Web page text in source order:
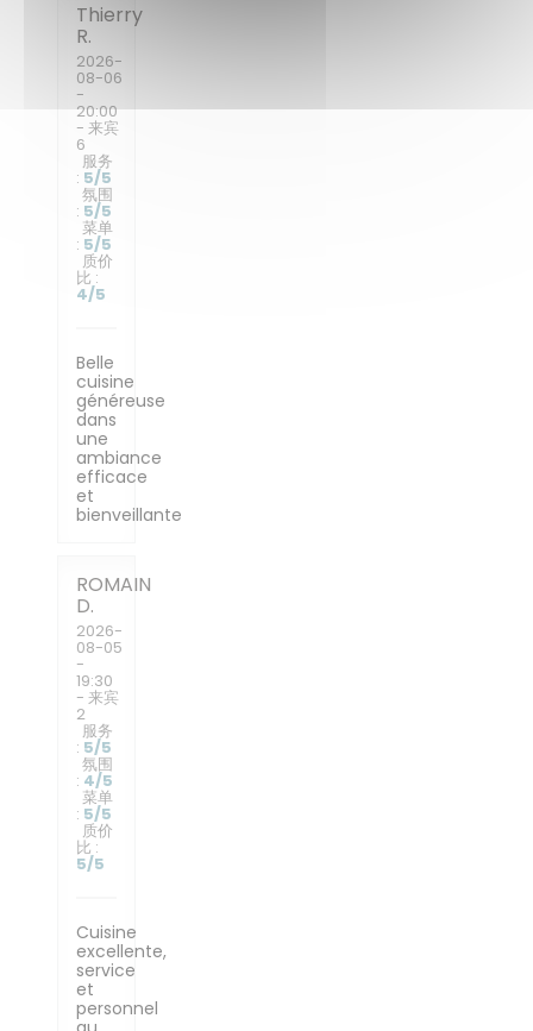
Thierry
R
2026-
08-06
-
20:00
- 来宾
6
服务
: 5/5
氛围
: 5/5
菜单
: 5/5
质价
比 :
4/5
Belle
cuisine
généreuse
dans
une
ambiance
efficace
et
bienveillante
ROMAIN
D
2026-
08-05
-
19:30
- 来宾
2
服务
: 5/5
氛围
: 4/5
菜单
: 5/5
质价
比 :
5/5
Cuisine
excellente,
service
et
personnel